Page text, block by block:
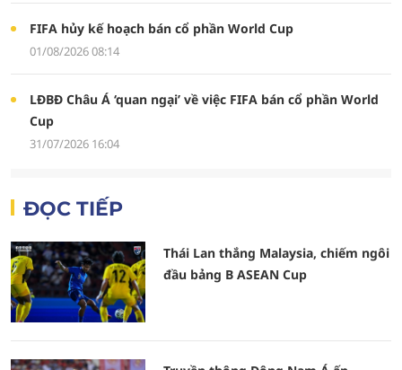
FIFA hủy kế hoạch bán cổ phần World Cup
01/08/2026 08:14
LĐBĐ Châu Á ‘quan ngại’ về việc FIFA bán cổ phần World
Cup
31/07/2026 16:04
ĐỌC TIẾP
Thái Lan thắng Malaysia, chiếm ngôi
đầu bảng B ASEAN Cup